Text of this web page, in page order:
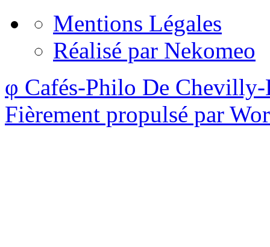
Mentions Légales
Réalisé par Nekomeo
φ Cafés-Philo De
Fièrement propulsé par